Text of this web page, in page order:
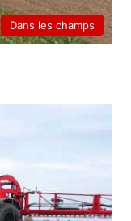
Dans les champs